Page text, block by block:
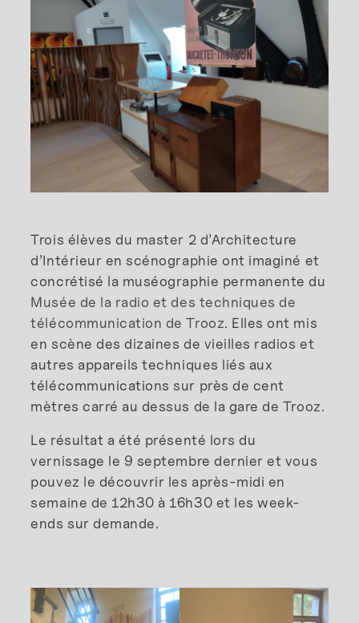
Trois élèves du master 2 d’Architecture
d’Intérieur en scénographie ont imaginé et
concrétisé la muséographie permanente du
Musée de la radio et des techniques de
télécommunication de Trooz. Elles ont mis
en scène des dizaines de vieilles radios et
autres appareils techniques liés aux
télécommunications sur près de cent
mètres carré au dessus de la gare de Trooz.
Le résultat a été présenté lors du
vernissage le 9 septembre dernier et vous
pouvez le découvrir les après-midi en
semaine de 12h30 à 16h30 et les week-
ends sur demande.